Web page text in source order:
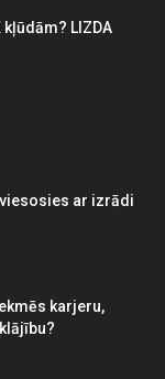
LIZDA
ar izrādi
karjeru,